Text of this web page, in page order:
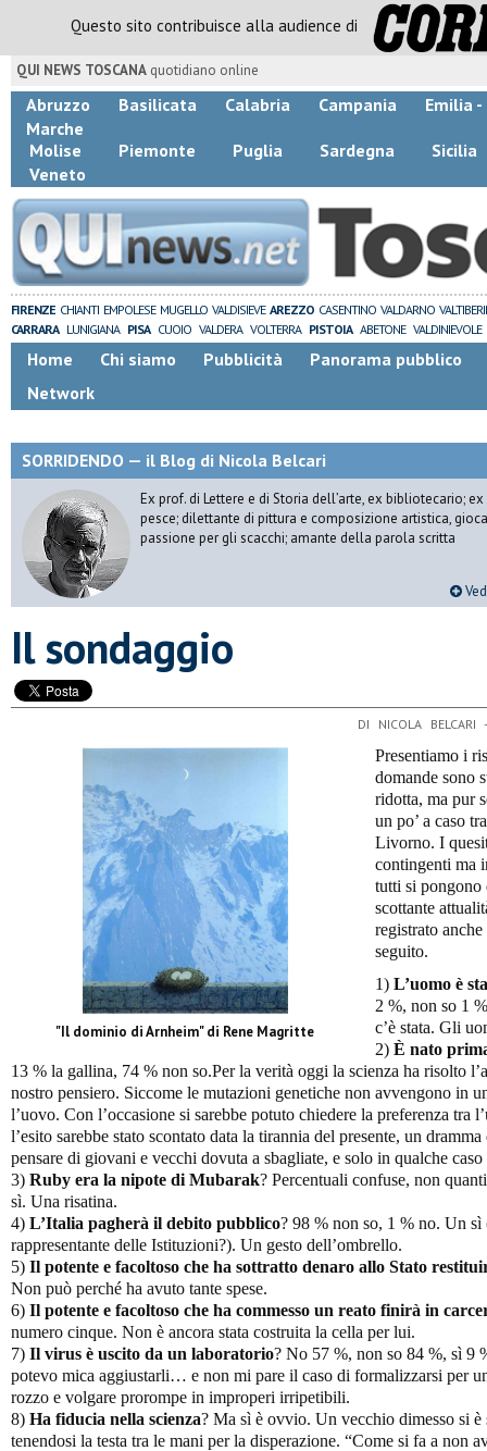
Questo sito contribuisce alla audience di
QUI NEWS TOSCANA quotidiano online
Abruzzo Basilicata Calabria Campania
Emilia -
Marche
Molise
Piemonte Puglia Sardegna
Sicilia
Veneto
FIRENZE CHIANTI EMPOLESE MUGELLO VALDISIEVE AREZZO CASENTINO VALDARNO
CARRARA LUNIGIANA PISA CUOIO VALDERA VOLTERRA PISTOIA ABETONE VALDINIEVOLE
Home Chi siamo Pubblicità
Panorama pubblico
Network
SORRIDENDO — il Blog di Nicola Belcari
Ex prof. di Lettere e di Storia dell’arte, ex bibliotecario;
pesce; dilettante di pittura e composizione artistica,
passione per gli scacchi; amante della parola scritta
Il sondaggio
DI NICOLA
"Il dominio di Arnheim" di Rene Magritte
Presentiamo i
domande sono
ridotta, ma pur
un po’ a caso
Livorno. I
contingenti ma
tutti si pongono
scottante
registrato
seguito.
1) L’uomo è
2 %, non so 1
c’è stata. Gli
2) È nato
13 % la gallina, 74 % non so.Per la verità oggi la scienza ha risolto
nostro pensiero. Siccome le mutazioni genetiche non avvengono in
l’uovo. Con l’occasione si sarebbe potuto chiedere la preferenza tra
l’esito sarebbe stato scontato data la tirannia del presente, un
pensare di giovani e vecchi dovuta a sbagliate, e solo in qualche
3) Ruby era la nipote di Mubarak? Percentuali confuse, non
sì. Una risatina.
4) L’Italia pagherà il debito pubblico? 98 % non so, 1 % no. Un sì
rappresentante delle Istituzioni?). Un gesto dell’ombrello.
5) Il potente e facoltoso che ha sottratto denaro allo Stato
Non può perché ha avuto tante spese.
6) Il potente e facoltoso che ha commesso un reato finirà in
numero cinque. Non è ancora stata costruita la cella per lui.
7) Il virus è uscito da un laboratorio? No 57 %, non so 84 %, sì 9
potevo mica aggiustarli… e non mi pare il caso di formalizzarsi per
rozzo e volgare prorompe in improperi irripetibili.
8) Ha fiducia nella scienza? Ma sì è ovvio. Un vecchio dimesso si è
tenendosi la testa tra le mani per la disperazione. “Come si fa a non